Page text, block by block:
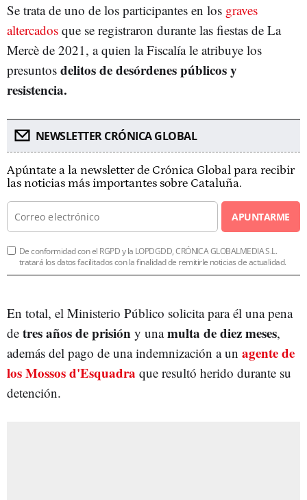
Se trata de uno de los participantes en los graves
altercados que se registraron durante las fiestas de La
Mercè de 2021, a quien la Fiscalía le atribuye los
presuntos delitos de desórdenes públicos y
resistencia.
NEWSLETTER CRÓNICA GLOBAL
Apúntate a la newsletter de Crónica Global para recibir
las noticias más importantes sobre Cataluña.
APUNTARME
De conformidad con el RGPD y la LOPDGDD, CRÓNICA GLOBALMEDIA S.L.
tratará los datos facilitados con la finalidad de remitirle noticias de actualidad.
En total, el Ministerio Público solicita para él una pena
de tres años de prisión y unamulta de diez meses,
además del pago de una indemnización a un agente de
los Mossos d'Esquadra que resultó herido durante su
detención.